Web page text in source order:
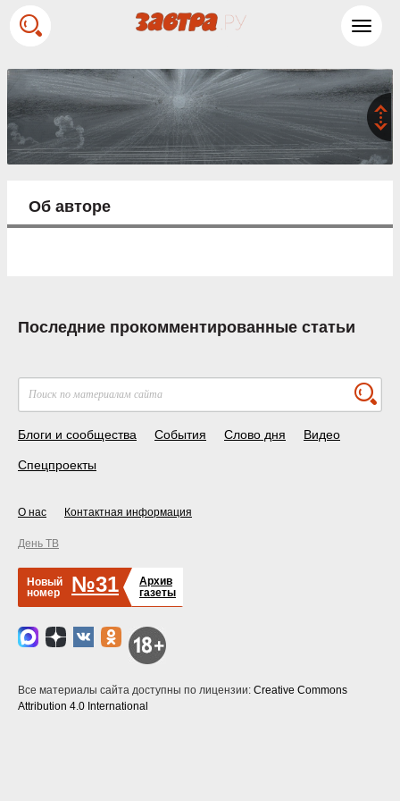
Об авторе
Последние прокомментированные статьи
Блоги и сообщества События Слово дня Видео
Спецпроекты
О нас Контактная информация
День ТВ
Новый
номер
№31
Архив
газеты
Все материалы сайта доступны по лицензии: Creative Commons
Attribution 4.0 International